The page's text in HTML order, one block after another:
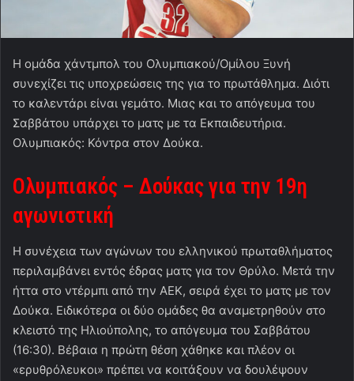
Η ομάδα χάντμπολ του Ολυμπιακού/Ομίλου Ξυνή
συνεχίζει τις υποχρεώσεις της για το πρωτάθλημα. Διότι
το καλεντάρι είναι γεμάτο. Μιας και το απόγευμα του
Σαββάτου υπάρχει το ματς με τα Εκπαιδευτήρια.
Ολυμπιακός: Κόντρα στον Δούκα.
Ολυμπιακός – Δούκας για την 19η
αγωνιστική
Η συνέχεια των αγώνων του ελληνικού πρωταθλήματος
περιλαμβάνει εντός έδρας ματς για τον Θρύλο. Μετά την
ήττα στο ντέρμπι από την ΑΕΚ, σειρά έχει το ματς με τον
Δούκα. Ειδικότερα οι δύο ομάδες θα αναμετρηθούν στο
κλειστό της Ηλιούπολης, το απόγευμα του Σαββάτου
(16:30). Βέβαια η πρώτη θέση χάθηκε και πλέον οι
«ερυθρόλευκοι» πρέπει να κοιτάξουν να δουλέψουν